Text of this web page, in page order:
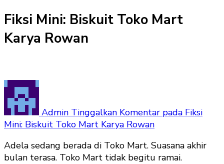
Fiksi Mini: Biskuit Toko Mart
Karya Rowan
Admin Tinggalkan Komentar pada Fiksi
Mini: Biskuit Toko Mart Karya Rowan
Adela sedang berada di Toko Mart. Suasana akhir
bulan terasa. Toko Mart tidak begitu ramai.